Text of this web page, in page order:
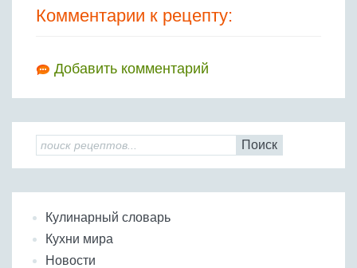
Комментарии к рецепту:
Добавить комментарий
Поиск
Кулинарный словарь
Кухни мира
Новости